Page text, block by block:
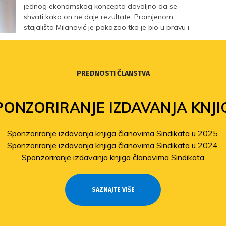
jednog ekonomskog koncepta dovoljno da se
shvati kako on ne daje rezultate. Promjenom
stajališta Milanović je pokazao tko je bio u pravu i
PREDNOSTI ČLANSTVA
IZDAVANJA
Sponzoriranje izdavanja knjiga članovima Sindikata u 2025.
Sponzoriranje izdavanja knjiga članovima Sindikata u 2024.
Sponzoriranje izdavanja knjiga članovima Sindikata
SAZNAJTE VIŠE